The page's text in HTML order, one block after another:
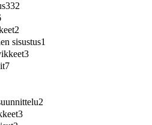
332
2
sisustus1
3
7
2
3